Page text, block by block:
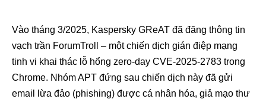
Vào tháng 3/2025, Kaspersky GReAT đã đăng thông tin
vạch trần ForumTroll – một chiến dịch gián điệp mạng
tinh vi khai thác lỗ hổng zero-day CVE-2025-2783 trong
Chrome. Nhóm APT đứng sau chiến dịch này đã gửi
email lừa đảo (phishing) được cá nhân hóa, giả mạo thư